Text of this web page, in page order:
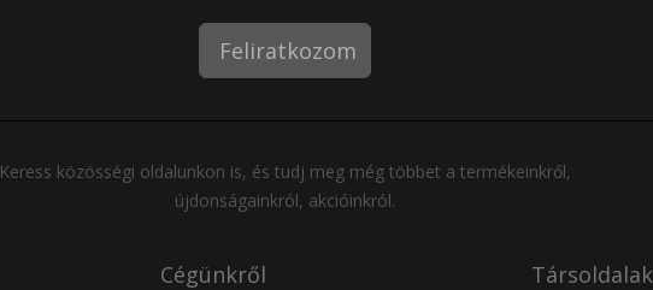
Feliratkozom
Keress közösségi oldalunkon is, és tudj meg még többet a termékeinkről,
újdonságainkról, akcióinkról.
Cégünkről Társoldalak